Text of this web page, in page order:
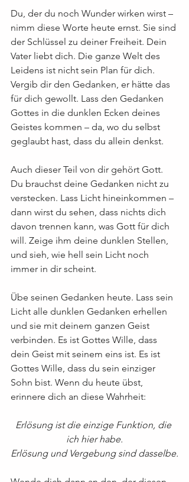
Du, der du noch Wunder wirken wirst –
nimm diese Worte heute ernst. Sie sind
der Schlüssel zu deiner Freiheit. Dein
Vater liebt dich. Die ganze Welt des
Leidens ist nicht sein Plan für dich.
Vergib dir den Gedanken, er hätte das
für dich gewollt. Lass den Gedanken
Gottes in die dunklen Ecken deines
Geistes kommen – da, wo du selbst
geglaubt hast, dass du allein denkst.
Auch dieser Teil von dir gehört Gott.
Du brauchst deine Gedanken nicht zu
verstecken. Lass Licht hineinkommen –
dann wirst du sehen, dass nichts dich
davon trennen kann, was Gott für dich
will. Zeige ihm deine dunklen Stellen,
und sieh, wie hell sein Licht noch
immer in dir scheint.
Übe seinen Gedanken heute. Lass sein
Licht alle dunklen Gedanken erhellen
und sie mit deinem ganzen Geist
verbinden. Es ist Gottes Wille, dass
dein Geist mit seinem eins ist. Es ist
Gottes Wille, dass du sein einziger
Sohn bist. Wenn du heute übst,
erinnere dich an diese Wahrheit:
Erlösung ist die einzige Funktion, die
ich hier habe.
Erlösung und Vergebung sind dasselbe.